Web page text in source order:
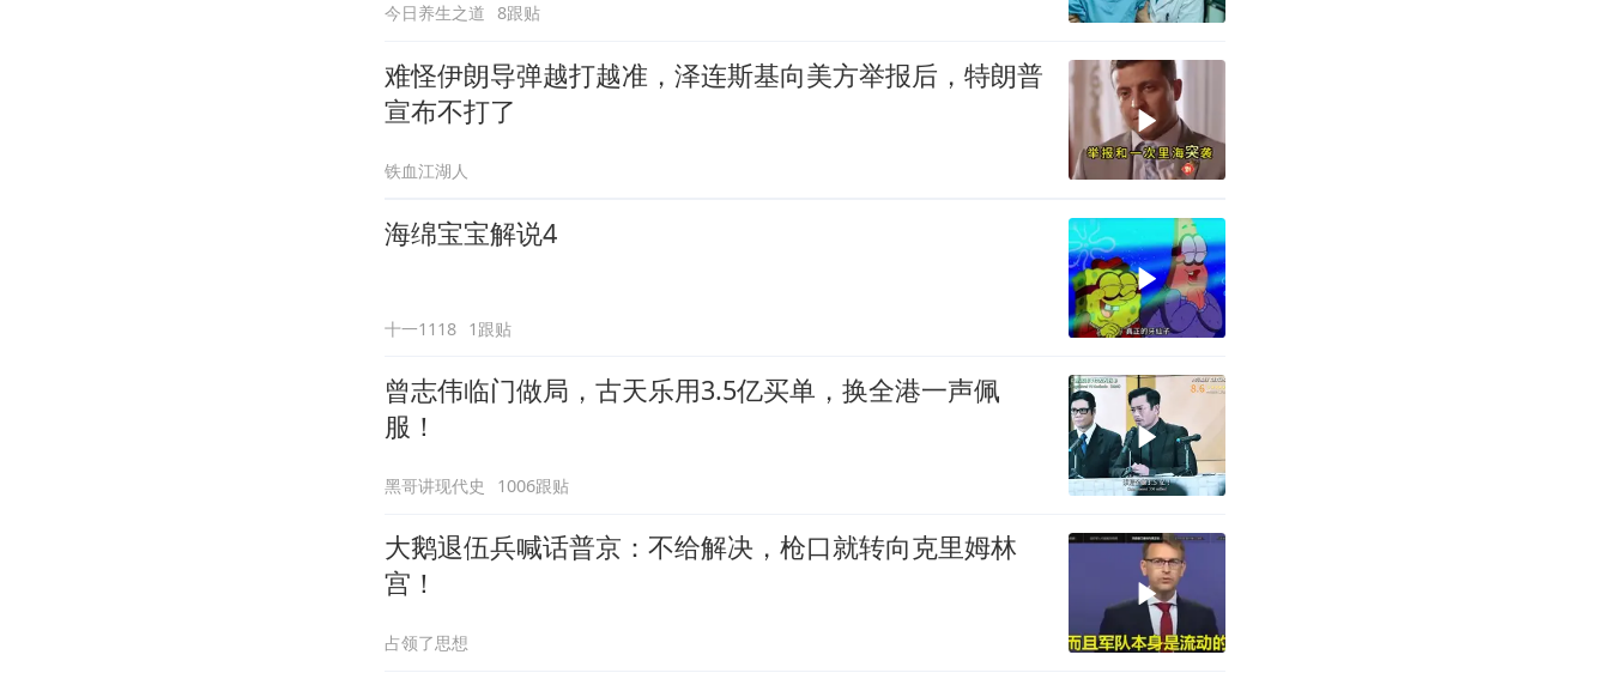
今日养生之道 8跟贴
难怪伊朗导弹越打越准，泽连斯基向美方举报后，特朗普
宣布不打了
铁血江湖人
海绵宝宝解说4
十一1118 1跟贴
曾志伟临门做局，古天乐用3.5亿买单，换全港一声佩
服！
黑哥讲现代史 1006跟贴
大鹅退伍兵喊话普京：不给解决，枪口就转向克里姆林
宫！
占领了思想